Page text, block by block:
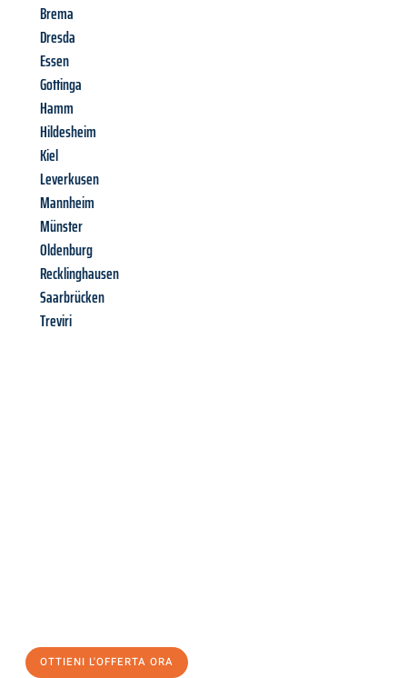
Brema
Dresda
Essen
Gottinga
Hamm
Hildesheim
Kiel
Leverkusen
Mannheim
Münster
Oldenburg
Recklinghausen
Saarbrücken
Treviri
OTTIENI L'OFFERTA ORA